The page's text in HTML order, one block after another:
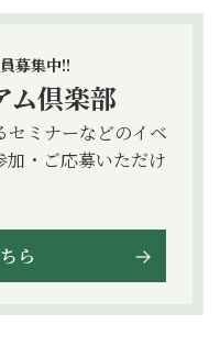
募集中!!
ム倶楽部
セミナーなどのイベ
加・ご応募いただけ
ら